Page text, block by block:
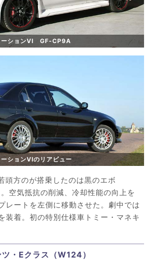
ーションVI GF-CP9A
ションVIのリアビュー
頭方のが搭乗したのは黒のエボ
空気抵抗の削減、冷却性能の向上を
レートを左側に移動させた。劇中では
装着。初の特別仕様車トミー・マネキ
・Eクラス（W124）